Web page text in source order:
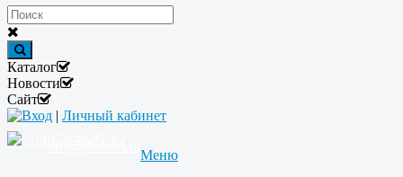
Каталог
Новости
Сайт
Вход | Личный кабинет
Меню